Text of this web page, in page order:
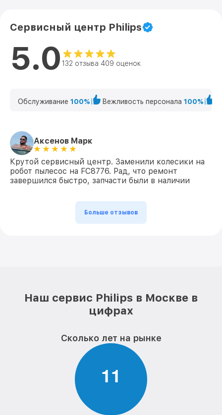
Сервисное обслуживание XU3110/02
Сервисный центр Philips
5.0 132 отзыва 409 оценок
Обслуживание 100% Вежливость персонала 100%
Аксенов Марк
Крутой сервисный центр. Заменили колесики на
робот пылесос на FC8776. Рад, что ремонт
завершился быстро, запчасти были в наличии
Больше отзывов
Наш сервис Philips в Москве в
цифрах
Сколько лет на рынке
11